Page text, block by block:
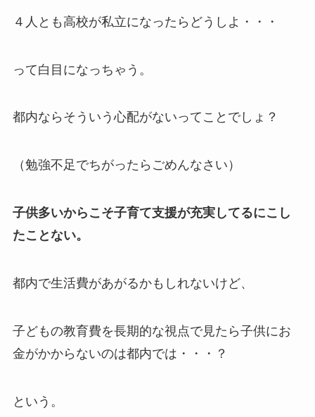
４人とも高校が私立になったらどうしよ・・・
って白目になっちゃう。
都内ならそういう心配がないってことでしょ？
（勉強不足でちがったらごめんなさい）
子供多いからこそ子育て支援が充実してるにこし
たことない。
都内で生活費があがるかもしれないけど、
子どもの教育費を長期的な視点で見たら子供にお
金がかからないのは都内では・・・？
という。